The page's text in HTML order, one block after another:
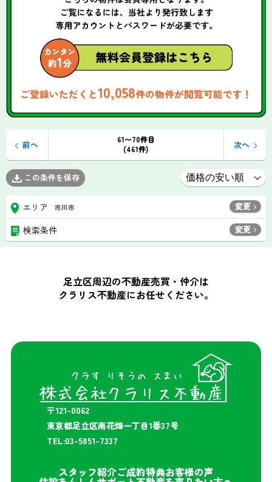
ご登録いただくと10,058件の物件が閲覧可能です！
61〜70件目
(461件)
前へ 次へ
この条件を保存
エリア 市川市 変更
検索条件 変更
足立区周辺の不動産売買・仲介は
クラリス不動産にお任せください。
〒121-0062
東京都足立区南花畑一丁目1番37号
TEL:03-5851-7337
スタッフ紹介ご成約特典お客様の声